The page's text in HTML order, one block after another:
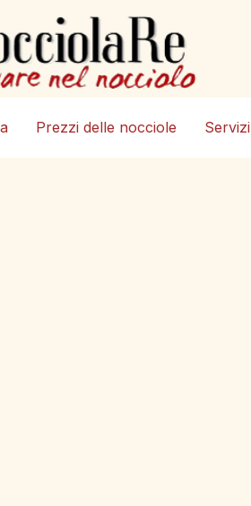
Prezzi delle nocciole Servizi